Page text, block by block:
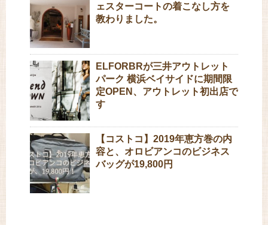
ェスターコートの着こなし方を
教わりました。
ELFORBRが三井アウトレット
パーク 横浜ベイサイドに期間限
定OPEN、アウトレット初出店で
す
【コストコ】2019年恵方巻の内
容と、オロビアンコのビジネス
バッグが19,800円